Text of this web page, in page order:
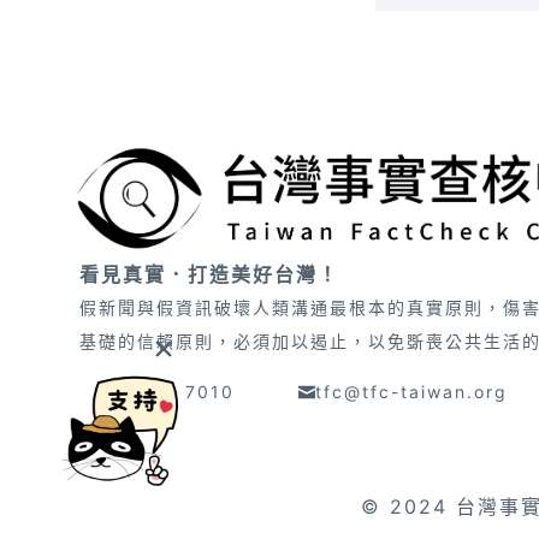
看見真實．打造美好台灣！
假新聞與假資訊破壞人類溝通最根本的真實原則，傷
基礎的信賴原則，必須加以遏止，以免斲喪公共生活
02-2501 7010 tfc@tfc-taiwan.org
© 2024 台灣事